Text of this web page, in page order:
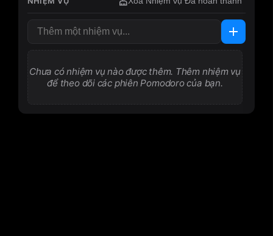
add
Chưa có nhiệm vụ nào được thêm. Thêm nhiệm vụ
để theo dõi các phiên Pomodoro của bạn.